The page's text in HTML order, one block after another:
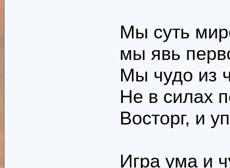
Мы суть
мы явь
Мы чудо из
Не в силах
Восторг, и
Игра ума и